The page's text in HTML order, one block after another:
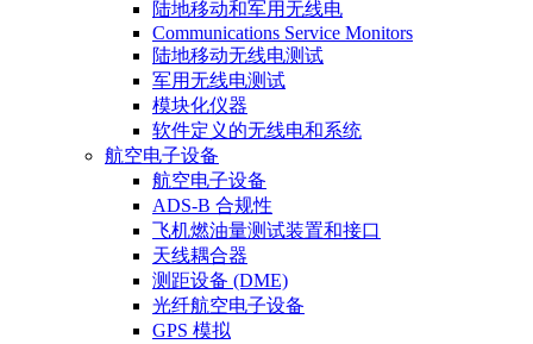
陆地移动和军用无线电
Communications Service Monitors
陆地移动无线电测试
军用无线电测试
模块化仪器
软件定义的无线电和系统
航空电子设备
航空电子设备
ADS-B 合规性
飞机燃油量测试装置和接口
天线耦合器
测距设备 (DME)
光纤航空电子设备
GPS 模拟